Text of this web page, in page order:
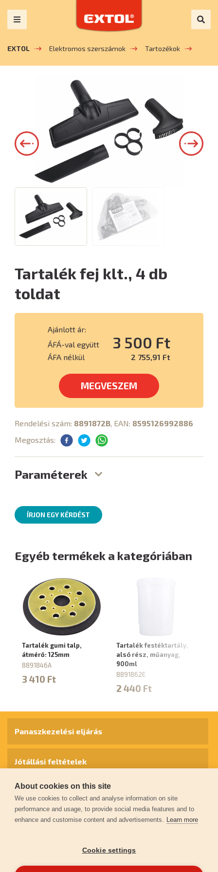
EXTOL Elektromos szerszámok Tartozékok
Tartalék fej klt., 4 db
toldat
Ajánlott ár:
ÁFÁ-val együtt
3 500 Ft
ÁFA nélkül 2 755,91 Ft
MEGVESZEM
Rendelési szám: 8891872B, EAN: 8595126992886
Megosztás:
Paraméterek
ÍRJON EGY KÉRDÉST
Egyéb termékek a kategóriában
Tartalék gumi talp,
átmérő: 125mm
8891846A
3 410 Ft
Tartalék festéktartály,
alsó rész, műanyag,
900ml
8891862E
2 440 Ft
Panaszkezelési eljárás
Jótállási feltételek
Személyes adatok védelme
Kapcsolat
Garancia regisztráció
About cookies on this site
We use cookies to collect and analyse information on site
performance and usage, to provide social media features and to
enhance and customise content and advertisements. Learn more
Cookie settings